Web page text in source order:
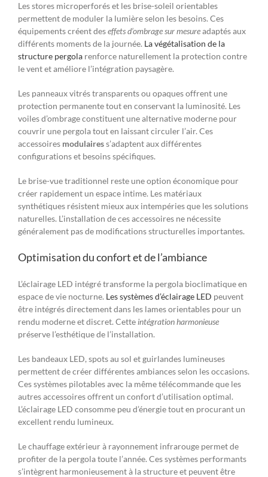
Les stores microperforés et les brise-soleil orientables
permettent de moduler la lumière selon les besoins. Ces
équipements créent deseffets d’ombrage sur mesureadaptés aux
différents moments de la journée. La végétalisation de la
structure pergola renforce naturellement la protection contre
le vent et améliore l’intégration paysagère.
Les panneaux vitrés transparents ou opaques offrent une
protection permanente tout en conservant la luminosité. Les
voiles d’ombrage constituent une alternative moderne pour
couvrir une pergola tout en laissant circuler l’air. Ces
accessoires modulairess’adaptent aux différentes
configurations et besoins spécifiques.
Le brise-vue traditionnel reste une option économique pour
créer rapidement un espace intime. Les matériaux
synthétiques résistent mieux aux intempéries que les solutions
naturelles. L’installation de ces accessoires ne nécessite
généralement pas de modifications structurelles importantes.
Optimisation du confort et de l’ambiance
L’éclairage LED intégré transforme la pergola bioclimatique en
espace de vie nocturne. Les systèmes d’éclairage LED peuvent
être intégrés directement dans les lames orientables pour un
rendu moderne et discret. Cette intégration harmonieuse
préserve l’esthétique de l’installation.
Les bandeaux LED, spots au sol et guirlandes lumineuses
permettent de créer différentes ambiances selon les occasions.
Ces systèmes pilotables avec la même télécommande que les
autres accessoires offrent un confort d’utilisation optimal.
L’éclairage LED consomme peu d’énergie tout en procurant un
excellent rendu lumineux.
Le chauffage extérieur à rayonnement infrarouge permet de
profiter de la pergola toute l’année. Ces systèmes performants
s’intègrent harmonieusement à la structure et peuvent être